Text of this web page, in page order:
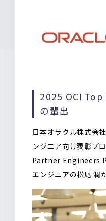
2025 OCI
の輩出
日本オラクル株式会
ンジニア向け表彰プ
Partner Engineers
エンジニアの松尾 潤